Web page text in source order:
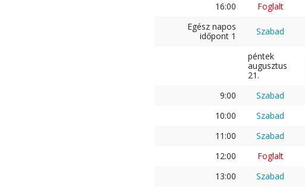
16:00
Foglalt
Egész napos
időpont 1
Szabad
péntek
augusztus
21.
9:00
Szabad
10:00
Szabad
11:00
Szabad
12:00
Foglalt
13:00
Szabad